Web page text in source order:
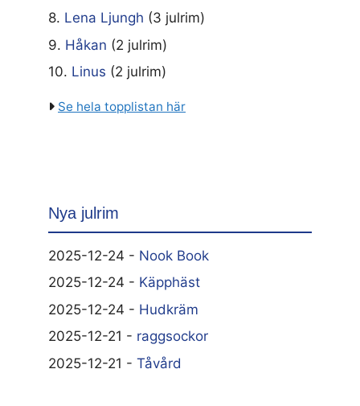
8. Lena Ljungh (3 julrim)
9. Håkan (2 julrim)
10. Linus (2 julrim)
Se hela topplistan här
Nya julrim
2025-12-24 - Nook Book
2025-12-24 - Käpphäst
2025-12-24 - Hudkräm
2025-12-21 - raggsockor
2025-12-21 - Tåvård